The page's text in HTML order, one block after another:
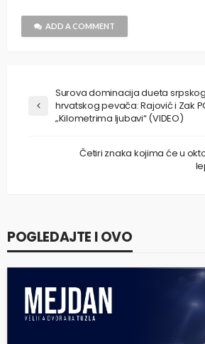
ADD A COMMENT
Surova dominacija dueta
hrvatskog pevača: Rajović i Zak
„Kilometrima ljubavi“ (VIDEO)
Četiri znaka kojima će u
POGLEDAJTE I OVO